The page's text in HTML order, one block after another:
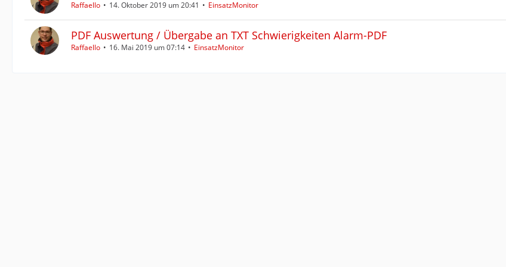
Raffaello 14. Oktober 2019 um 20:41 EinsatzMonitor
PDF Auswertung / Übergabe an TXT Schwierigkeiten Alarm-PDF
Raffaello 16. Mai 2019 um 07:14 EinsatzMonitor